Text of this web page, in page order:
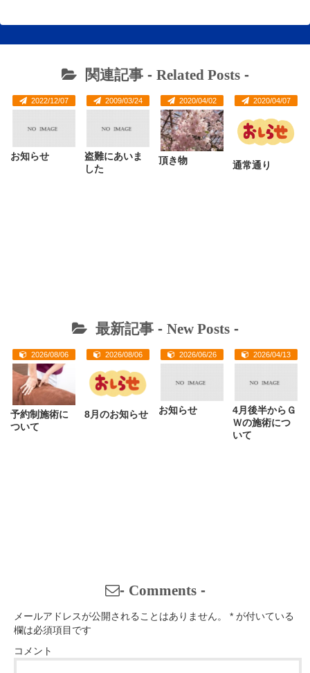
関連記事 - Related Posts-
2022/12/07
お知らせ
2009/03/24
盗難にあいま
した
2020/04/02
頂き物
2020/04/07
通常通り
最新記事 - New Posts-
2026/08/06
予約制施術に
ついて
2026/08/06
8月のお知らせ
2026/06/26
お知らせ
2026/04/13
4月後半からＧ
Ｗの施術につ
いて
- Comments-
メールアドレスが公開されることはありません。 * が付いている
欄は必須項目です
コメント